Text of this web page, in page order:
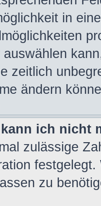
in
auswählen
zeitlich
ändern
kann ich nicht
zulässige
zu